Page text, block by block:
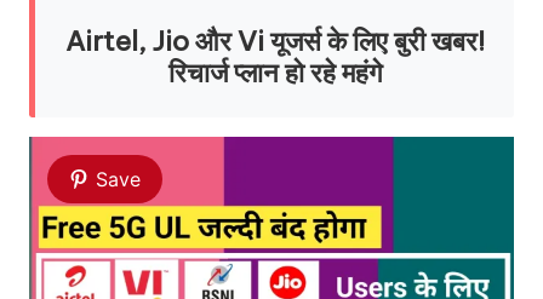
Airtel, Jio और Vi यूजर्स के लिए बुरी खबर!
रिचार्ज प्लान हो रहे महंगे
Save